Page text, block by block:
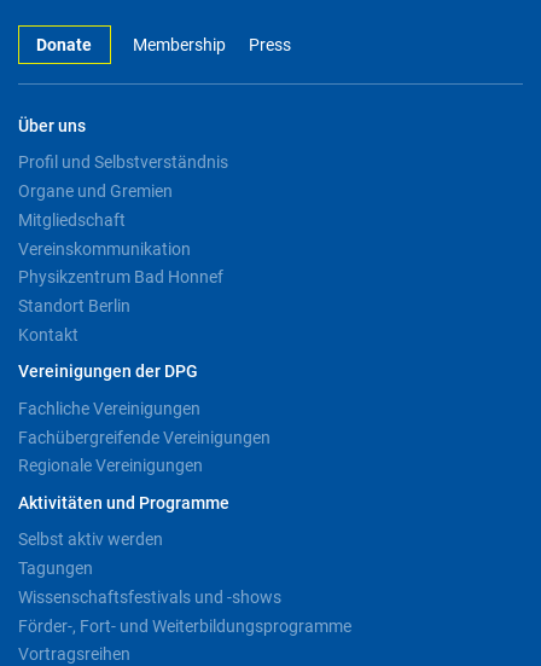
Donate Membership Press
Über uns
Profil und Selbstverständnis
Organe und Gremien
Mitgliedschaft
Vereinskommunikation
Physikzentrum Bad Honnef
Standort Berlin
Kontakt
Vereinigungen der DPG
Fachliche Vereinigungen
Fachübergreifende Vereinigungen
Regionale Vereinigungen
Aktivitäten und Programme
Selbst aktiv werden
Tagungen
Wissenschaftsfestivals und -shows
Förder-, Fort- und Weiterbildungsprogramme
Vortragsreihen